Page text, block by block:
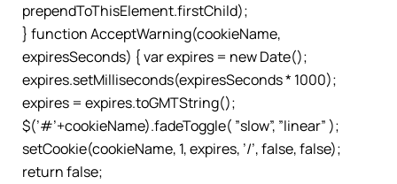
prependToThisElement.firstChild);
} function AcceptWarning(cookieName,
expiresSeconds) { var expires = new Date();
expires.setMilliseconds(expiresSeconds * 1000);
expires = expires.toGMTString();
$(’#’+cookieName).fadeToggle( ”slow”, ”linear” );
setCookie(cookieName, 1, expires, ’/’, false, false);
return false;